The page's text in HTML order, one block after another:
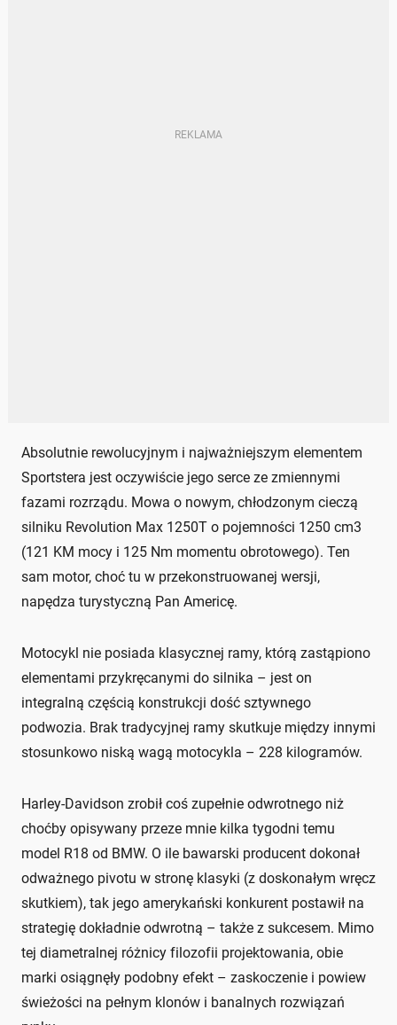
Absolutnie rewolucyjnym i najważniejszym elementem
Sportstera jest oczywiście jego serce ze zmiennymi
fazami rozrządu. Mowa o nowym, chłodzonym cieczą
silniku Revolution Max 1250T o pojemności 1250 cm3
(121 KM mocy i 125 Nm momentu obrotowego). Ten
sam motor, choć tu w przekonstruowanej wersji,
napędza turystyczną Pan Americę.
Motocykl nie posiada klasycznej ramy, którą zastąpiono
elementami przykręcanymi do silnika – jest on
integralną częścią konstrukcji dość sztywnego
podwozia. Brak tradycyjnej ramy skutkuje między innymi
stosunkowo niską wagą motocykla – 228 kilogramów.
Harley-Davidson zrobił coś zupełnie odwrotnego niż
choćby opisywany przeze mnie kilka tygodni temu
model R18 od BMW. O ile bawarski producent dokonał
odważnego pivotu w stronę klasyki (z doskonałym wręcz
skutkiem), tak jego amerykański konkurent postawił na
strategię dokładnie odwrotną – także z sukcesem. Mimo
tej diametralnej różnicy filozofii projektowania, obie
marki osiągnęły podobny efekt – zaskoczenie i powiew
świeżości na pełnym klonów i banalnych rozwiązań